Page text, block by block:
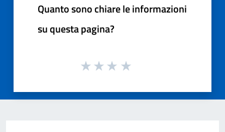
Quanto sono chiare le informazioni
su questa pagina?